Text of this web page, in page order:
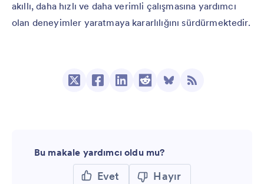
akıllı, daha hızlı ve daha verimli çalışmasına yardımcı
olan deneyimler yaratmaya kararlılığını sürdürmektedir.
Bu makale yardımcı oldu mu?
Evet Hayır